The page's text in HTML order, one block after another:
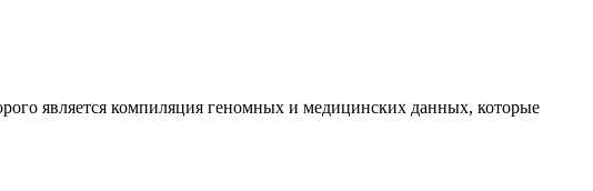
является компиляция геномных и медицинских данных, которые